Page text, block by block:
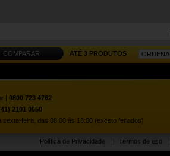
COMPARAR ATÉ 3 PRODUTOS
| 0800 723 4762
2101 0550
sexta-feira, das 08:00 às 18:00 (exceto feriados)
Política de Privacidade | Termos de uso |